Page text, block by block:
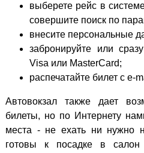
выберете рейс в
совершите поиск по
внесите персональные
забронируйте или
Visa или MasterCard;
распечатайте билет с e-
Автовокзал также дает
билеты, но по Интернету
места - не ехать ни нужно
готовы к посадке в